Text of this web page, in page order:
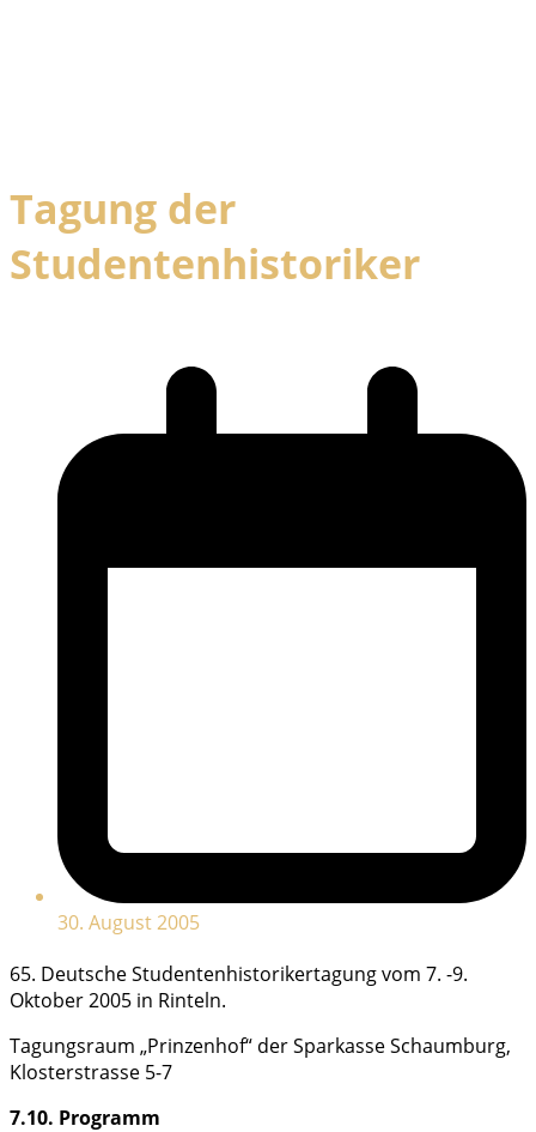
Tagung der
Studentenhistoriker
30. August 2005
65. Deutsche Studentenhistorikertagung vom 7. -9.
Oktober 2005 in Rinteln.
Tagungsraum „Prinzenhof“ der Sparkasse Schaumburg,
Klosterstrasse 5-7
7.10. Programm